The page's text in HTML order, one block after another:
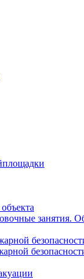
занятия.